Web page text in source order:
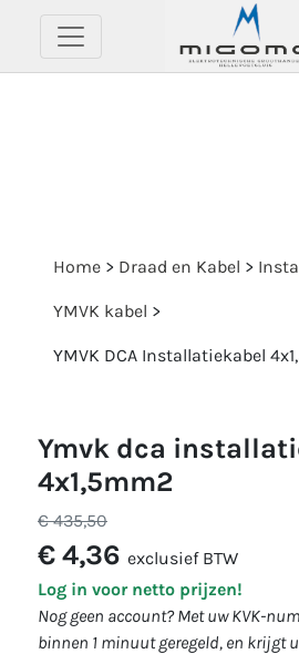
Home > Draad en Kabel >
YMVK kabel >
YMVK DCA Installatiekabel
ymvk dca installatiekabel
4x1,5mm2
€ 435,50
€ 4,36 exclusief BTW
Log in voor netto prijzen!
Nog geen account? Met uw KVK-
binnen 1 minuut geregeld, en krijgt